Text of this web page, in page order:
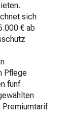
sich
€ ab
Pflege
fünf